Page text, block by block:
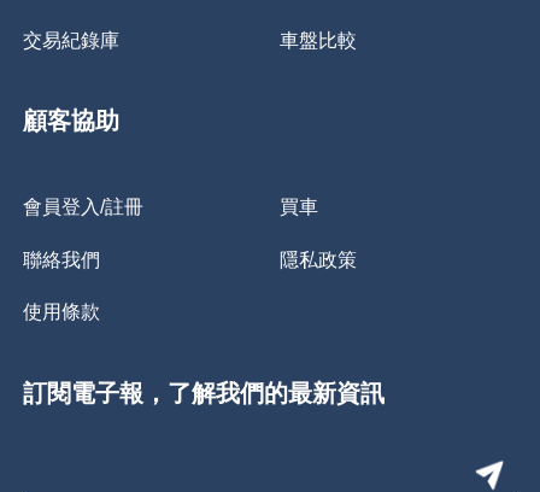
交易紀錄庫 車盤比較
顧客協助
會員登入/註冊 買車
聯絡我們 隱私政策
使用條款
訂閱電子報，了解我們的最新資訊